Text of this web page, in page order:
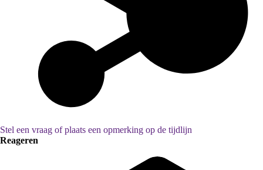
Stel een vraag of plaats een opmerking op de tijdlijn
Reageren